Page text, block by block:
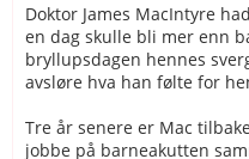
Doktor James MacIntyre
en dag skulle bli mer enn
bryllupsdagen hennes
avsløre hva han følte for
Tre år senere er Mac
jobbe på barneakutten